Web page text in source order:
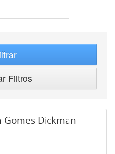
Filtros
Gomes Dickman